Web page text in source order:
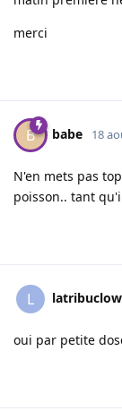
merci
B babe 18
N'en mets pas
poisson.. tant
L
oui par petite